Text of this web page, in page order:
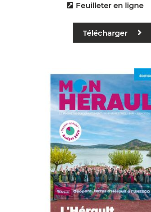
Feuilleter en ligne
Télécharger